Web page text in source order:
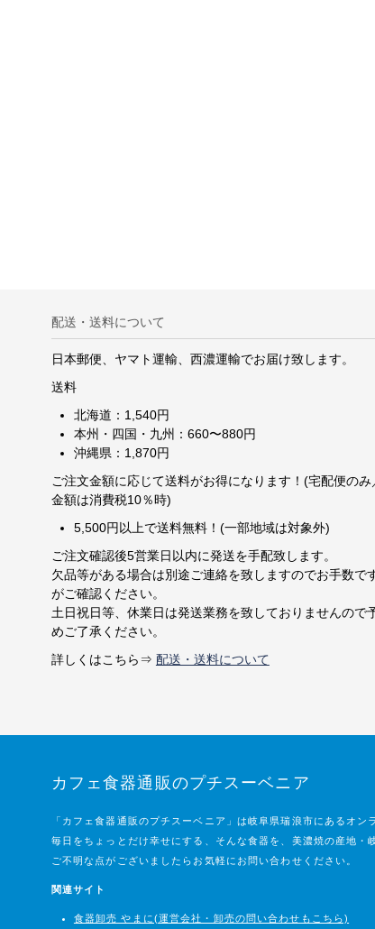
配送・送料について
日本郵便、ヤマト運輸、西濃運輸でお届け致します。
送料
北海道：1,540円
本州・四国・九州：660〜880円
沖縄県：1,870円
ご注文金額に応じて送料がお得になります！(宅配便のみ
金額は消費税10％時)
5,500円以上で送料無料！(一部地域は対象外)
ご注文確認後5営業日以内に発送を手配致します。
欠品等がある場合は別途ご連絡を致しますのでお手数で
がご確認ください。
土日祝日等、休業日は発送業務を致しておりませんので
めご了承ください。
詳しくはこちら⇒ 配送・送料について
カフェ食器通販のプチスーベニア
「カフェ食器通販のプチスーベニア」は岐阜県瑞浪市にあるオン
毎日をちょっとだけ幸せにする、そんな食器を、美濃焼の産地・
ご不明な点がございましたらお気軽にお問い合わせください。
関連サイト
食器卸売 やまに(運営会社・卸売の問い合わせもこちら)